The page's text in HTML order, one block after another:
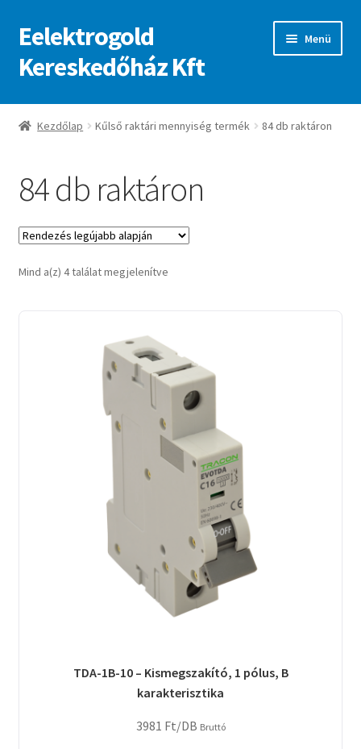
Ugrás
a
navigációhoz
Kilépés
a
tartalomba
Eelektrogold
Kereskedőház Kft
Menü
Kezdőlap
Adatvédelmi irányelvek
ajanlatkeres
Kezdőlap Kűlső raktári mennyiség termék 84 db raktáron
84 db raktáron
Mind a(z) 4 találat megjelenítveSorted
TDA-1B-10 – Kismegszakító, 1 pólus, B
karakterisztika
3981 Ft/DB Bruttó